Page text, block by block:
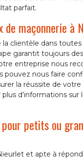
parfait.
de maçonnerie à
clientèle dans
garantit toujours
entreprise nous
nous faire
la réussite de
d’informations sur
petits ou
et apte à